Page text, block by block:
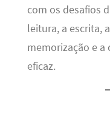
com os desafios
leitura, a escrita,
memorização e
eficaz.